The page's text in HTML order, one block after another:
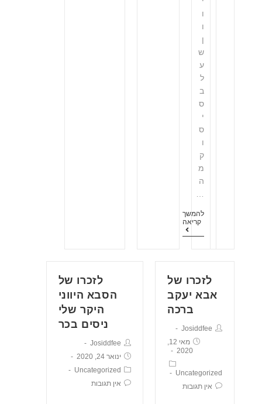
ו
ו
ן
ש
ע
ל
ב
ס
י
ס
ו
ק
מ
ה
להמשך
קריאה
לזכרו של
אבא יעקב
ברכה
Josiddfee
2020
Uncategorized
אין תגובות
לזכרו של
הסבא היווני
היקר שלי
ניסים בכר
Josiddfee
ינואר 24, 2020
Uncategorized
אין תגובות